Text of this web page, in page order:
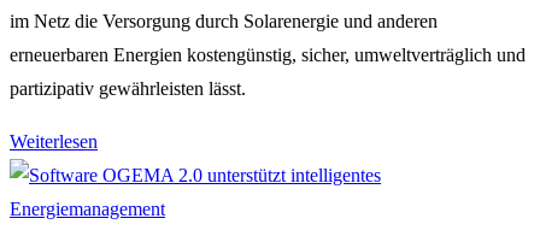
im Netz die Versorgung durch Solarenergie und anderen
erneuerbaren Energien kostengünstig, sicher, umweltverträglich und
partizipativ gewährleisten lässt.
Weiterlesen
Ein
Schaufenster